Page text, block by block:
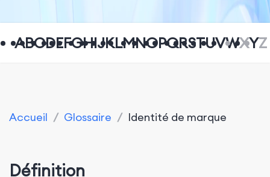
ABCDEFGHIJKLMNOPQRSTUVWXYZ
Accueil / Glossaire / Identité de marque
Définition